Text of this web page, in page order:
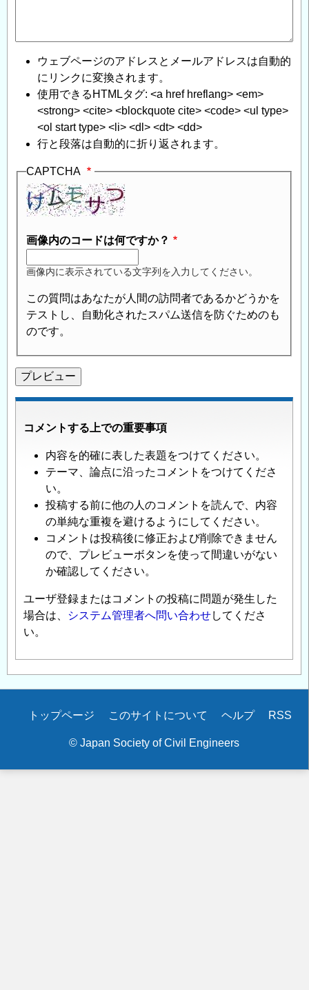
ウェブページのアドレスとメールアドレスは自動的
にリンクに変換されます。
使用できるHTMLタグ: <a href hreflang> <em>
<strong> <cite> <blockquote cite> <code> <ul type>
<ol start type> <li> <dl> <dt> <dd>
行と段落は自動的に折り返されます。
CAPTCHA
画像内のコードは何ですか？
画像内に表示されている文字列を入力してください。
この質問はあなたが人間の訪問者であるかどうかを
テストし、自動化されたスパム送信を防ぐためのも
のです。
コメントする上での重要事項
内容を的確に表した表題をつけてください。
テーマ、論点に沿ったコメントをつけてくださ
い。
投稿する前に他の人のコメントを読んで、内容
の単純な重複を避けるようにしてください。
コメントは投稿後に修正および削除できません
ので、プレビューボタンを使って間違いがない
か確認してください。
ユーザ登録またはコメントの投稿に問題が発生した
場合は、
システム管理者へ問い合わせしてくださ
い。
Secondary
トップページ このサイトについて ヘルプ RSS
© Japan Society of Civil Engineers